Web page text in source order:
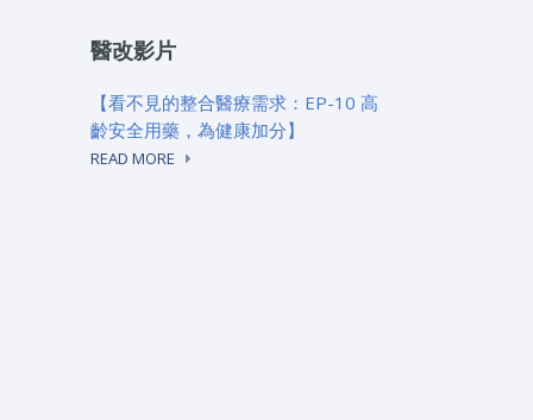
醫改影片
【看不見的整合醫療需求：EP-10 高
齡安全用藥，為健康加分】
READ MORE